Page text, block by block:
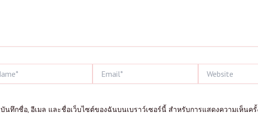
บันทึกชื่อ, อีเมล และชื่อเว็บไซต์ของฉันบนเบราว์เซอร์นี้ สำหรับการแสดงความเห็นครั้